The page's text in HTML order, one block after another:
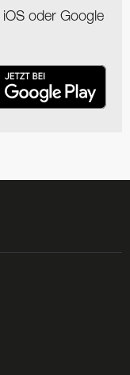
oder Google